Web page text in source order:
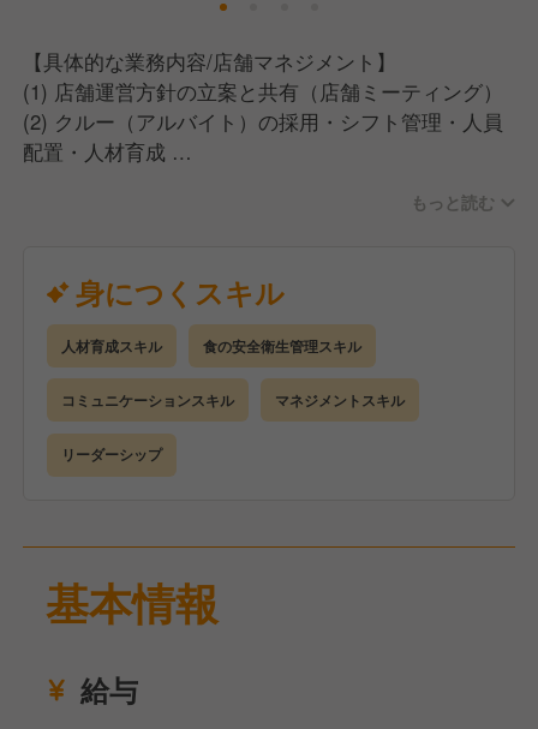
【具体的な業務内容/店舗マネジメント】
(1) 店舗運営方針の立案と共有（店舗ミーティング）
(2) クルー（アルバイト）の採用・シフト管理・人員
配置・人材育成
＝＝＝＝
具体的には
＝＝＝＝
・お客様への接客・サービス応対
・ハンバーガーの製造・オペレーション業務
・店舗オペレーションのチェック
・各種書類の整理・作成・ファイリング
・売上・原価・諸経費の管理、etc
⼊社後は
もっと読む
身につくスキル
人材育成スキル 食の安全衛生管理スキル
コミュニケーションスキル マネジメントスキル
リーダーシップ
基本情報
給与